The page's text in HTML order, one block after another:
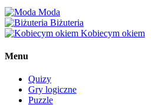
Moda
Biżuteria
Kobiecym okiem
Menu
Quizy
Gry logiczne
Puzzle